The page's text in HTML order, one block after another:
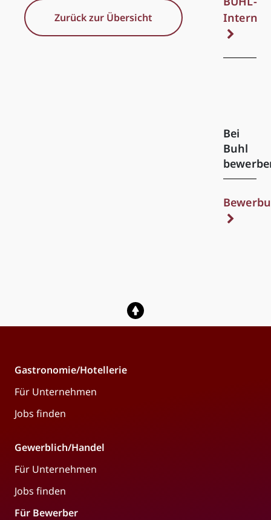
Zurück zur Übersicht
Intern
Bei
Buhl
Gastronomie/Hotellerie
Für Unternehmen
Jobs finden
Gewerblich/Handel
Für Unternehmen
Jobs finden
Für Bewerber